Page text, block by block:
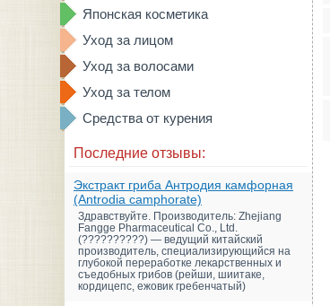
Японская косметика
Уход за лицом
Уход за волосами
Уход за телом
Средства от курения
Последние отзывы:
Экстракт гриба Антродия камфорная
(Antrodia camphorate)
Здравствуйте. Производитель: Zhejiang
Fangge Pharmaceutical Co., Ltd.
(??????????) — ведущий китайский
производитель, специализирующийся на
глубокой переработке лекарственных и
съедобных грибов (рейши, шиитаке,
кордицепс, ежовик гребенчатый)